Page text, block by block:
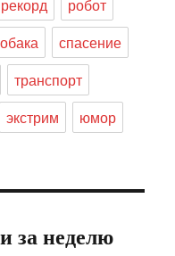
рекорд
робот
спасение
транспорт
экстрим юмор
за неделю